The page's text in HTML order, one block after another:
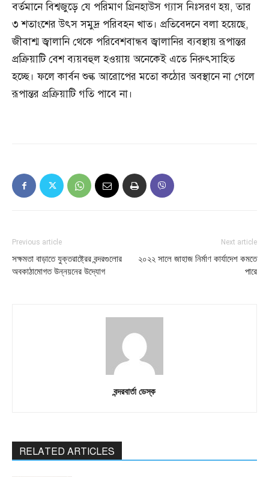
বর্তমানে বিশ্বজুড়ে যে পরিমাণ গ্রিনহাউস গ্যাস নিঃসরণ হয়, তার
৩ শতাংশের উৎস সমুদ্র পরিবহন খাত। প্রতিবেদনে বলা হয়েছে,
জীবাশ্ম জ্বালানি থেকে পরিবেশবান্ধব জ্বালানির ব্যবস্থায় রূপান্তর
প্রক্রিয়াটি বেশ ব্যয়বহুল হওয়ায় অনেকেই এতে নিরুৎসাহিত
হচ্ছে। ফলে কার্বন শুল্ক আরোপের মতো কঠোর অবস্থানে না গেলে
রূপান্তর প্রক্রিয়াটি গতি পাবে না।
Previous article
সক্ষমতা বাড়াতে যুক্তরাষ্ট্রের বন্দরগুলোর
অবকাঠামোগত উন্নয়নের উদ্যোগ
Next article
২০২২ সালে জাহাজ নির্মাণ কার্যাদেশ কমতে
পারে
বন্দরবার্তা ডেস্ক
RELATED ARTICLES